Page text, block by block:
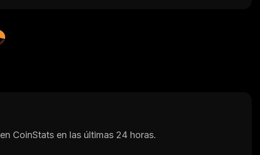
CoinStats en las últimas 24 horas.